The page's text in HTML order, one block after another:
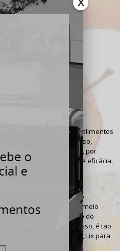
X
DE
Vencidos
logística reversade alimentos
“lixo” em um novo recurso,
de energia e produtos, por
com total segurança e eficácia,
logística reversade
já que por meio
acompanha todo o ciclo do
o seu consumo, por isso, é tão
e preparada como a Mig Lix para
etapa executada.